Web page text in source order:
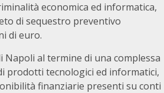
economica ed informatica,
di sequestro preventivo
di euro.
al termine di una complessa
prodotti tecnologici ed informatici,
finanziarie presenti su conti